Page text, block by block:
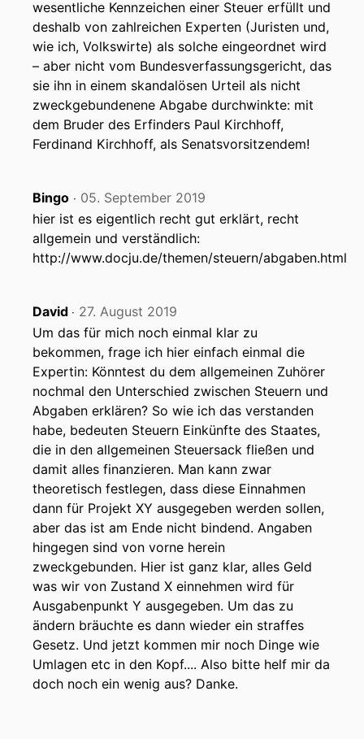
wesentliche Kennzeichen einer Steuer erfüllt und
deshalb von zahlreichen Experten (Juristen und,
wie ich, Volkswirte) als solche eingeordnet wird
– aber nicht vom Bundesverfassungsgericht, das
sie ihn in einem skandalösen Urteil als nicht
zweckgebundenene Abgabe durchwinkte: mit
dem Bruder des Erfinders Paul Kirchhoff,
Ferdinand Kirchhoff, als Senatsvorsitzendem!
Bingo ‧ 05. September 2019
hier ist es eigentlich recht gut erklärt, recht
allgemein und verständlich:
http://www.docju.de/themen/steuern/abgaben.html
David ‧ 27. August 2019
Um das für mich noch einmal klar zu
bekommen, frage ich hier einfach einmal die
Expertin: Könntest du dem allgemeinen Zuhörer
nochmal den Unterschied zwischen Steuern und
Abgaben erklären? So wie ich das verstanden
habe, bedeuten Steuern Einkünfte des Staates,
die in den allgemeinen Steuersack fließen und
damit alles finanzieren. Man kann zwar
theoretisch festlegen, dass diese Einnahmen
dann für Projekt XY ausgegeben werden sollen,
aber das ist am Ende nicht bindend. Angaben
hingegen sind von vorne herein
zweckgebunden. Hier ist ganz klar, alles Geld
was wir von Zustand X einnehmen wird für
Ausgabenpunkt Y ausgegeben. Um das zu
ändern bräuchte es dann wieder ein straffes
Gesetz. Und jetzt kommen mir noch Dinge wie
Umlagen etc in den Kopf.... Also bitte helf mir da
doch noch ein wenig aus? Danke.